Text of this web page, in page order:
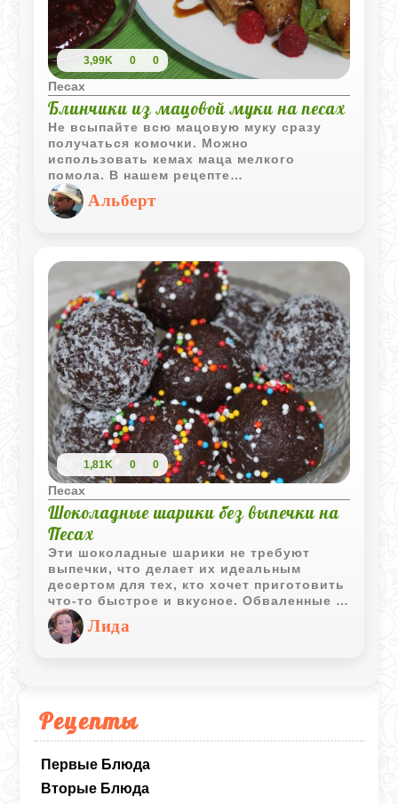
Рецепты
Первые Блюда
Вторые Блюда
3,99K 0 0
Песах
Блинчики из мацовой муки на песах
Не всыпайте всю мацовую муку сразу
получаться комочки. Можно
использовать кемах маца мелкого
помола. В нашем рецепте
использовалась классическая мацовая
мука. Альберт
1,81K 0 0
Песах
Шоколадные шарики без выпечки на
Песах
Эти шоколадные шарики не требуют
выпечки, что делает их идеальным
десертом для тех, кто хочет приготовить
что-то быстрое и вкусное. Обваленные в
кокосовой стружке и цветном драже, они
не только восхитительно вкусны, но и
выглядят очень праздничном.
Лида